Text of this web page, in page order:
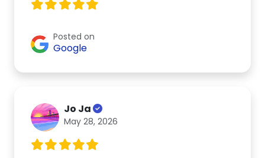
Posted on
Google
Jo Ja
May 28, 2026